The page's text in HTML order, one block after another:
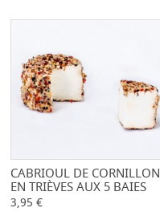
- +
CABRIOUL DE CORNILLON
EN TRIÈVES AUX 5 BAIES
3,95 €